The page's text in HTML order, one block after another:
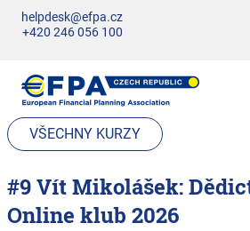
helpdesk@efpa.cz
+420 246 056 100
VŠECHNY KURZY
#9 Vít Mikolášek:
Online klub 2026